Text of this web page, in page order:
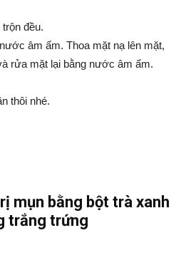
đều.
âm ấm. Thoa mặt nạ lên mặt,
rửa mặt lại bằng nước âm ấm.
thôi nhé.
mụn bằng bột trà xanh
trắng trứng